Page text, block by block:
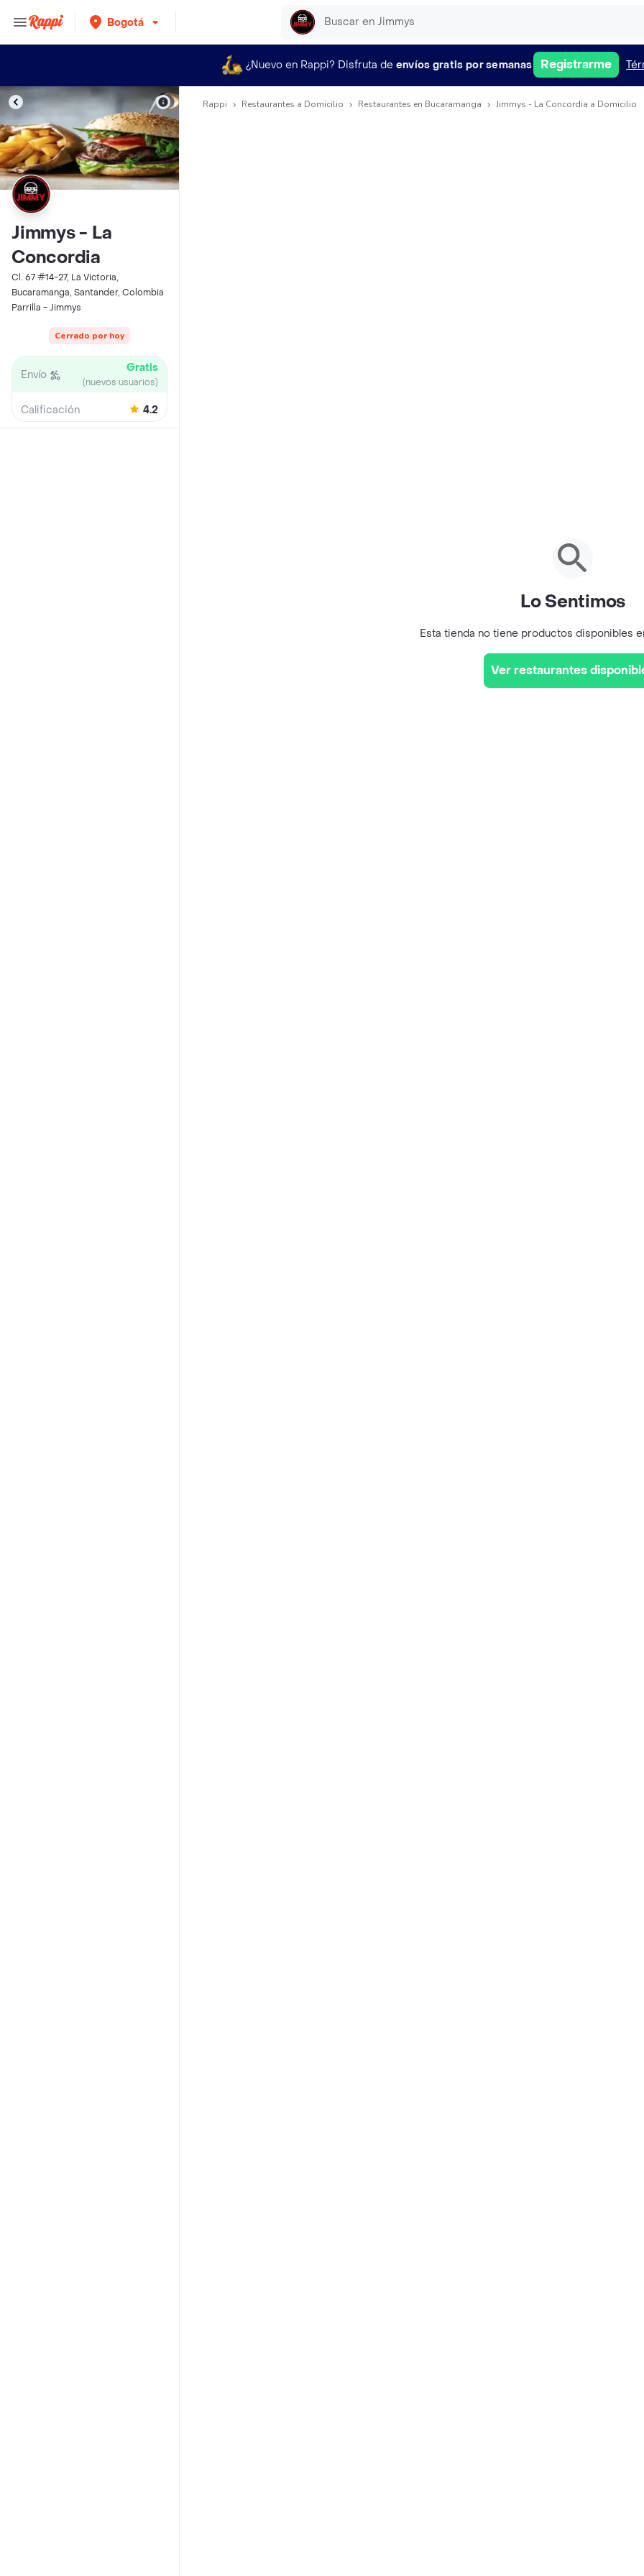
Bogotá
¿Nuevo en Rappi? Disfruta de envíos gratis por semanas Registrarme
Jimmys - La
Concordia
Cl. 67 #14-27, La Victoria,
Bucaramanga, Santander, Colombia
Parrilla - Jimmys
Cerrado por hoy
Envío Gratis
(nuevos usuarios)
Calificación 4.2
Rappi Restaurantes a Domicilio Restaurantes en Bucaramanga Jimmys - La Concordia a Domicilio
Lo Sentimos
Esta tienda no tiene productos disponibles
Ver restaurantes